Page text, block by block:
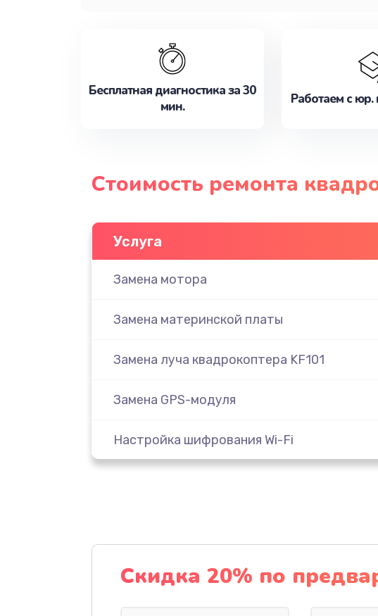
Бесплатная диагностика за 30
мин.
Работаем с
Стоимость ремонта
Услуга
Замена мотора
Замена материнской платы
Замена луча квадрокоптера KF101
Замена GPS-модуля
Настройка шифрования Wi-Fi
Скидка 20% по